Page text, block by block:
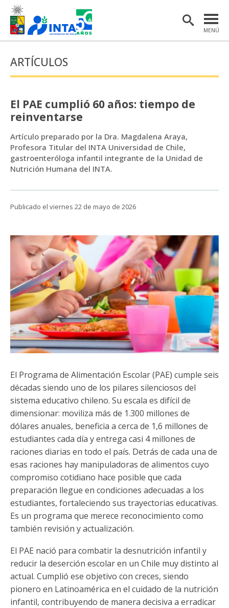
MENÚ
INSTITUTO
EXTENSIÓN Y COMUNICACIONES
MATERIAL DE INTERÉS
Estudiantes
Académicas/os
ARTÍCULOS
El PAE cumplió 60 años: tiempo de
reinventarse
Artículo preparado por la Dra. Magdalena Araya,
Profesora Titular del INTA Universidad de Chile,
gastroenteróloga infantil integrante de la Unidad de
Nutrición Humana del INTA.
Publicado el viernes 22 de mayo de 2026
El Programa de Alimentación Escolar (PAE) cumple seis
décadas siendo uno de los pilares silenciosos del
sistema educativo chileno. Su escala es difícil de
dimensionar: moviliza más de 1.300 millones de
dólares anuales, beneficia a cerca de 1,6 millones de
estudiantes cada día y entrega casi 4 millones de
raciones diarias en todo el país. Detrás de cada una de
esas raciones hay manipuladoras de alimentos cuyo
compromiso cotidiano hace posible que cada
preparación llegue en condiciones adecuadas a los
estudiantes, fortaleciendo sus trayectorias educativas.
Es un programa que merece reconocimiento como
también revisión y actualización.
El PAE nació para combatir la desnutrición infantil y
reducir la deserción escolar en un Chile muy distinto al
actual. Cumplió ese objetivo con creces, siendo
pionero en Latinoamérica en el cuidado de la nutrición
infantil, contribuyendo de manera decisiva a erradicar